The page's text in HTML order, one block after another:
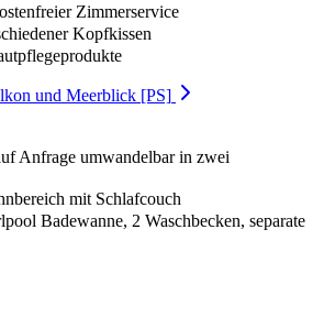
Zimmerservice
Kopfkissen
und Meerblick [PS]
Anfrage umwandelbar in zwei
mit Schlafcouch
Badewanne, 2 Waschbecken, separate